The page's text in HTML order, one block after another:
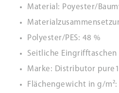
Material: Poyester/
Polyester/PES: 48 %
Seitliche Eingrifftaschen
Marke: Distributor
Flächengewicht in g/